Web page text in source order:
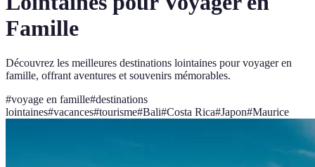
Famille
Découvrez les meilleures destinations lointaines pour voyager en
famille, offrant aventures et souvenirs mémorables.
#voyage en famille#destinations
lointaines#vacances#tourisme#Bali#Costa Rica#Japon#Maurice